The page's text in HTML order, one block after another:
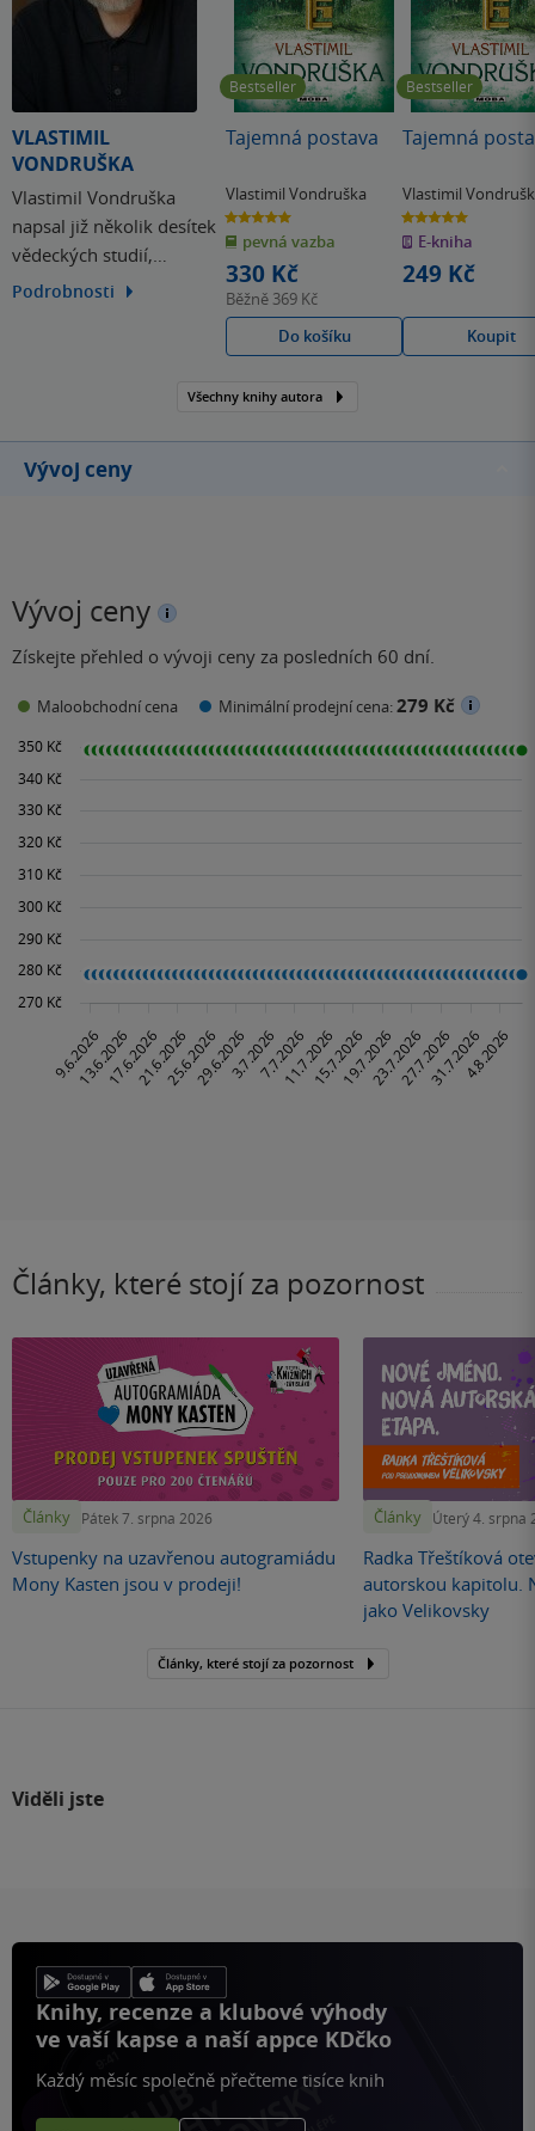
VLASTIMIL
VONDRUŠKA
Vlastimil Vondruška
napsal již několik desítek
vědeckých studií,
populárně naučných
Přemyslovská epopej a
Český bestseller…
Podrobnosti
Bestseller
Tajemná postava
Vlastimil Vondruška
5.0
z
5
hvězdiček
pevná vazba
330 Kč
Běžně 369 Kč
Do košíku
Bestseller
Tajemná
Vlastimil
5.0
z
5
hvězdiček
E-kniha
249 Kč
Koupit
Všechny knihy autora
Vývoj ceny
Vývoj ceny
Získejte přehled o vývoji ceny za posledních 60 dní.
Maloobchodní cena Minimální prodejní cena:279 Kč
Články, které stojí za pozornost
Články Pátek 7. srpna 2026
Vstupenky na uzavřenou autogramiádu
Mony Kasten jsou v prodeji!
Články Úterý 4. srpna
Radka Třeštíková
autorskou kapitolu.
jako Velikovsky
Články, které stojí za pozornost
Viděli jste
Knihy, recenze a klubové výhody
ve vaší kapse a naší appce KDčko
Každý měsíc společně přečteme tisíce knih